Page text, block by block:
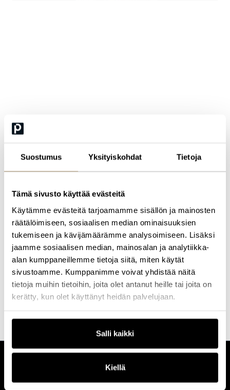
Suostumus Yksityiskohdat Tietoja
Tämä sivusto käyttää evästeitä
Käytämme evästeitä tarjoamamme sisällön ja mainosten
räätälöimiseen, sosiaalisen median ominaisuuksien
tukemiseen ja kävijämäärämme analysoimiseen. Lisäksi
jaamme sosiaalisen median, mainosalan ja analytiikka-
alan kumppaneillemme tietoja siitä, miten käytät
sivustoamme. Kumppanimme voivat yhdistää näitä
tietoja muihin tietoihin, joita olet antanut heille tai joita on
kerätty, kun olet käyttänyt heidän palvelujaan.
Salli kaikki
Kiellä
liittyviin hankkeisiin. Näihin kuuluvat esimerkiksi kansallinen
uudistetun eIDAS-asetuksen täytäntöönpanohanke, jossa hän
eurooppalaisten yrityslompakoiden lainsäädäntöaloitteen
valmistelu, jossa hän toimii vastuuvalmistelijana sekä kansallinen
Findynet-kokeiluhanke kansallisen digitaalisen identiteetin
kokemus liiketoimintakriittisten digitaalisen identiteetin
ratkaisujen suunnittelusta, arkkitehtuurista, toteuttamisesta ja
käyttöönotoista.
Tutustu kaikkiin Profession koulutuksiin tapahtumiin, joihin
valitsemme aina parhaat kouluttajat ja puhujat.
Etsi koulutus & tapahtuma
Ota yhteyttä
Keilaranta 1 A, 02150 Espoo